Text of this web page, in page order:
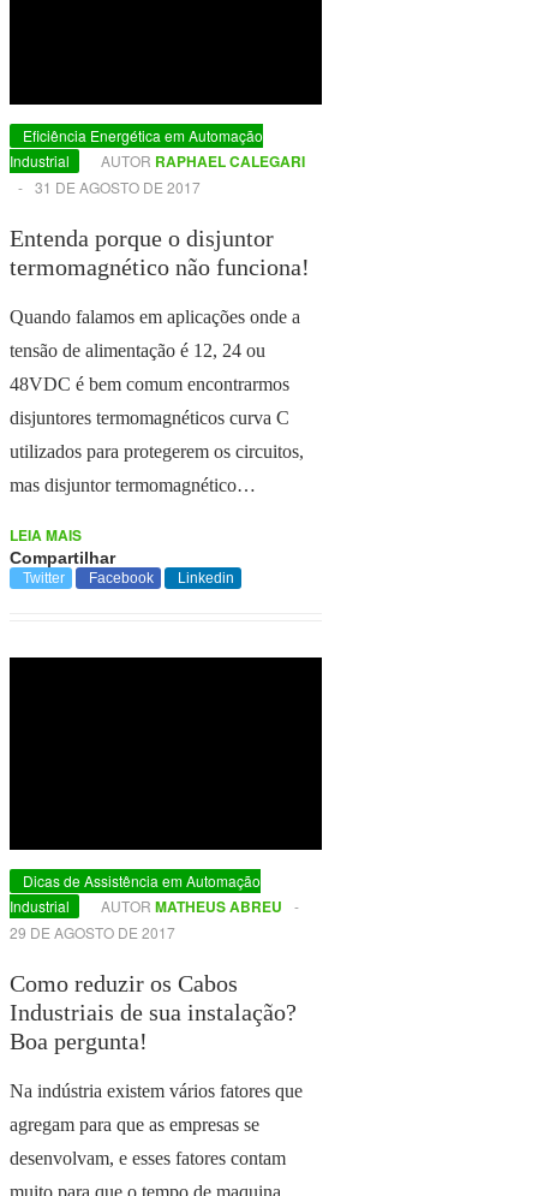
Eficiência Energética em Automação
Industrial
AUTOR RAPHAEL CALEGARI
- 31 DE AGOSTO DE 2017
Entenda porque o disjuntor
termomagnético não funciona!
Quando falamos em aplicações onde a
tensão de alimentação é 12, 24 ou
48VDC é bem comum encontrarmos
disjuntores termomagnéticos curva C
utilizados para protegerem os circuitos,
mas disjuntor termomagnético…
LEIA MAIS
Compartilhar
Twitter Facebook Linkedin
Dicas de Assistência em Automação
Industrial
AUTOR MATHEUS ABREU
-
29 DE AGOSTO DE 2017
Como reduzir os Cabos
Industriais de sua instalação?
Boa pergunta!
Na indústria existem vários fatores que
agregam para que as empresas se
desenvolvam, e esses fatores contam
muito para que o tempo de maquina